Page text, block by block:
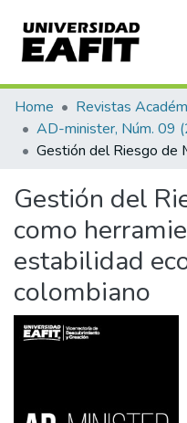
Communities & Collections
All of DSpace
Home Revistas
Gestión del
como
estabilidad
colombiano